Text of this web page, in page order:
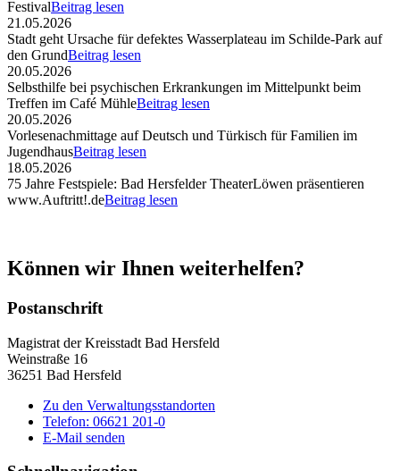
FestivalBeitrag lesen
21.05.2026
Stadt geht Ursache für defektes Wasserplateau im Schilde-Park auf
den GrundBeitrag lesen
20.05.2026
Selbsthilfe bei psychischen Erkrankungen im Mittelpunkt beim
Treffen im Café MühleBeitrag lesen
20.05.2026
Vorlesenachmittage auf Deutsch und Türkisch für Familien im
JugendhausBeitrag lesen
18.05.2026
75 Jahre Festspiele: Bad Hersfelder TheaterLöwen präsentieren
www.Auftritt!.deBeitrag lesen
Können wir Ihnen weiterhelfen?
Postanschrift
Magistrat der Kreisstadt Bad Hersfeld
Weinstraße 16
36251 Bad Hersfeld
Zu den Verwaltungsstandorten
Telefon: 06621 201-0
E-Mail senden